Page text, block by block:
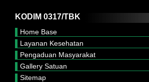
KODIM 0317/TBK
Home Base
Layanan Kesehatan
Pengaduan Masyarakat
Gallery Satuan
Sitemap